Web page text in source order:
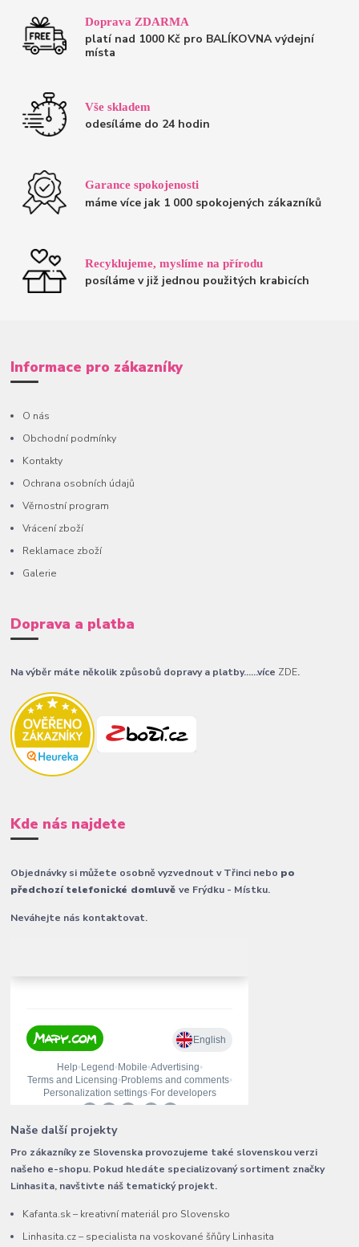
Doprava ZDARMA
platí nad 1000 Kč pro BALÍKOVNA výdejní
místa
Vše skladem
odesíláme do 24 hodin
Garance spokojenosti
máme více jak 1 000 spokojených zákazníků
Recyklujeme, myslíme na přírodu
posíláme v již jednou použitých krabicích
Informace pro zákazníky
O nás
Obchodní podmínky
Kontakty
Ochrana osobních údajů
Věrnostní program
Vrácení zboží
Reklamace zboží
Galerie
Doprava a platba
Na výběr máte několik způsobů dopravy a platby......více ZDE.
Kde nás najdete
Objednávky si můžete osobně vyzvednout v Třinci nebo po
předchozí telefonické domluvěve Frýdku - Místku.
Neváhejte nás kontaktovat.
Naše další projekty
Pro zákazníky ze Slovenska provozujeme také slovenskou verzi
našeho e-shopu. Pokud hledáte specializovaný sortiment značky
Linhasita, navštivte náš tematický projekt.
Kafanta.sk – kreativní materiál pro Slovensko
Linhasita.cz – specialista na voskované šňůry Linhasita